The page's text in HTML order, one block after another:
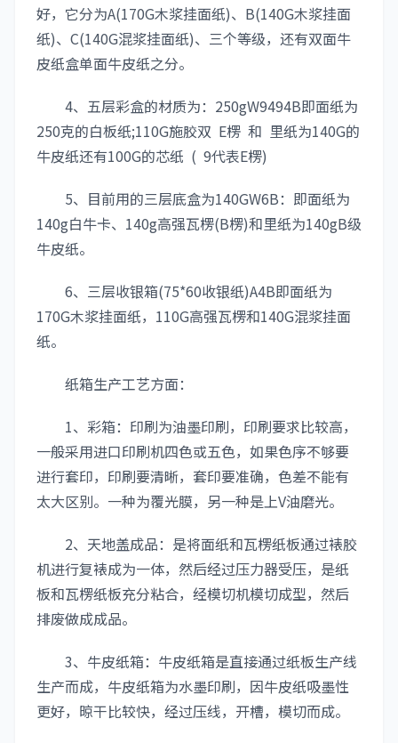
好，它分为A(170G木浆挂面纸)、B(140G木浆挂面
纸)、C(140G混浆挂面纸)、三个等级，还有双面牛
皮纸盒单面牛皮纸之分。
4、五层彩盒的材质为：250gW9494B即面纸为
250克的白板纸;110G施胶双 E楞 和 里纸为140G的
牛皮纸还有100G的芯纸 ( 9代表E楞)
5、目前用的三层底盒为140GW6B：即面纸为
140g白牛卡、140g高强瓦楞(B楞)和里纸为140gB级
牛皮纸。
6、三层收银箱(75*60收银纸)A4B即面纸为
170G木浆挂面纸，110G高强瓦楞和140G混浆挂面
纸。
纸箱生产工艺方面：
1、彩箱：印刷为油墨印刷，印刷要求比较高，
一般采用进口印刷机四色或五色，如果色序不够要
进行套印，印刷要清晰，套印要准确，色差不能有
太大区别。一种为覆光膜，另一种是上V油磨光。
2、天地盖成品：是将面纸和瓦楞纸板通过裱胶
机进行复裱成为一体，然后经过压力器受压，是纸
板和瓦楞纸板充分粘合，经模切机模切成型，然后
排废做成成品。
3、牛皮纸箱：牛皮纸箱是直接通过纸板生产线
生产而成，牛皮纸箱为水墨印刷，因牛皮纸吸墨性
更好，晾干比较快，经过压线，开槽，模切而成。